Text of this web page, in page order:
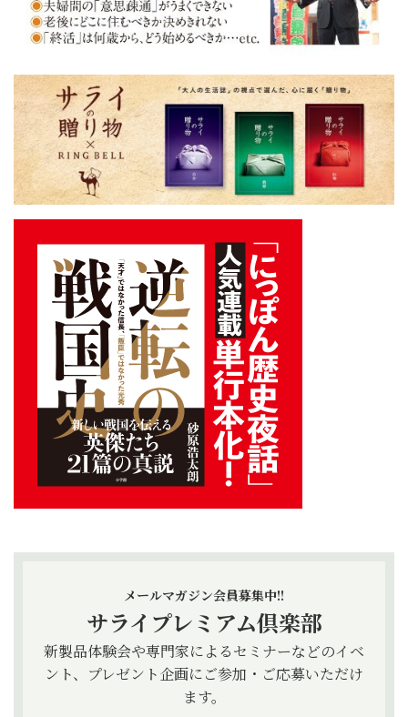
メールマガジン会員募集中!!
サライプレミアム倶楽部
新製品体験会や専門家によるセミナーなどのイベ
ント、プレゼント企画にご参加・ご応募いただけ
ます。